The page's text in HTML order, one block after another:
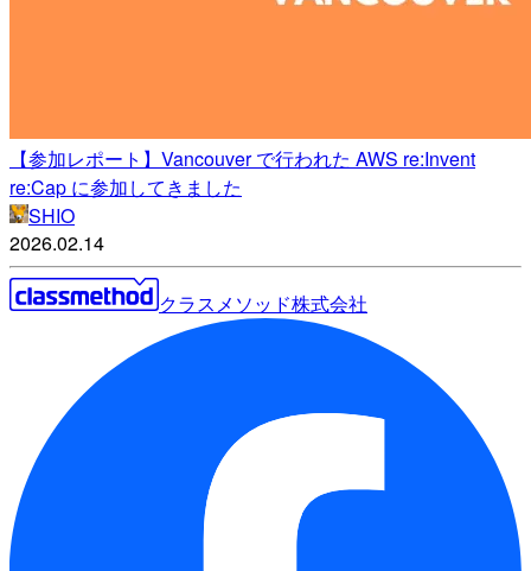
【参加レポート】Vancouver で行われた AWS re:Invent
re:Cap に参加してきました
SHIO
2026.02.14
クラスメソッド株式会社